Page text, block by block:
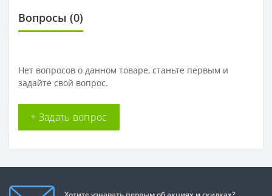
Вопросы (0)
Нет вопросов о данном товаре, станьте первым и
задайте свой вопрос.
+ Задать вопрос